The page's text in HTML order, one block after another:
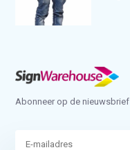
Abonneer op de nieuwsbrief